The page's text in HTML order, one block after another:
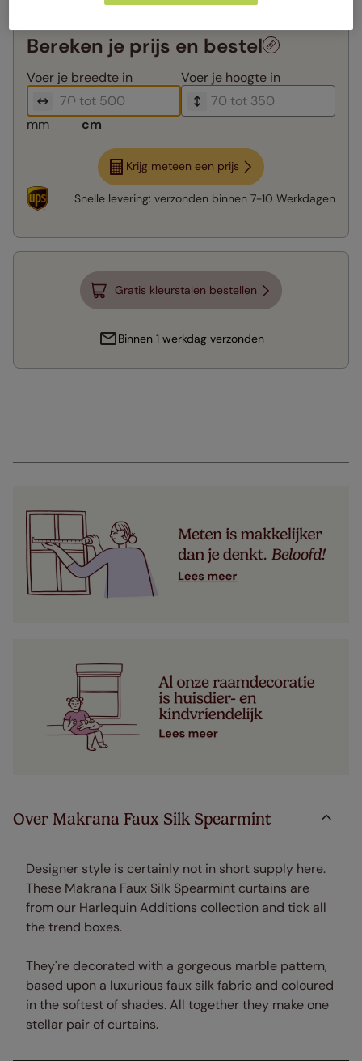
Bereken je prijs en bestel
Voer je breedte in Voer je hoogte in
mm cm
Krijg meteen een prijs
Snelle levering: verzonden binnen 7-10 Werkdagen
Gratis kleurstalen bestellen
Binnen 1 werkdag verzonden
Over Makrana Faux Silk Spearmint
Designer style is certainly not in short supply here.
These Makrana Faux Silk Spearmint curtains are
from our Harlequin Additions collection and tick all
the trend boxes.
They're decorated with a gorgeous marble pattern,
based upon a luxurious faux silk fabric and coloured
in the softest of shades. All together they make one
stellar pair of curtains.